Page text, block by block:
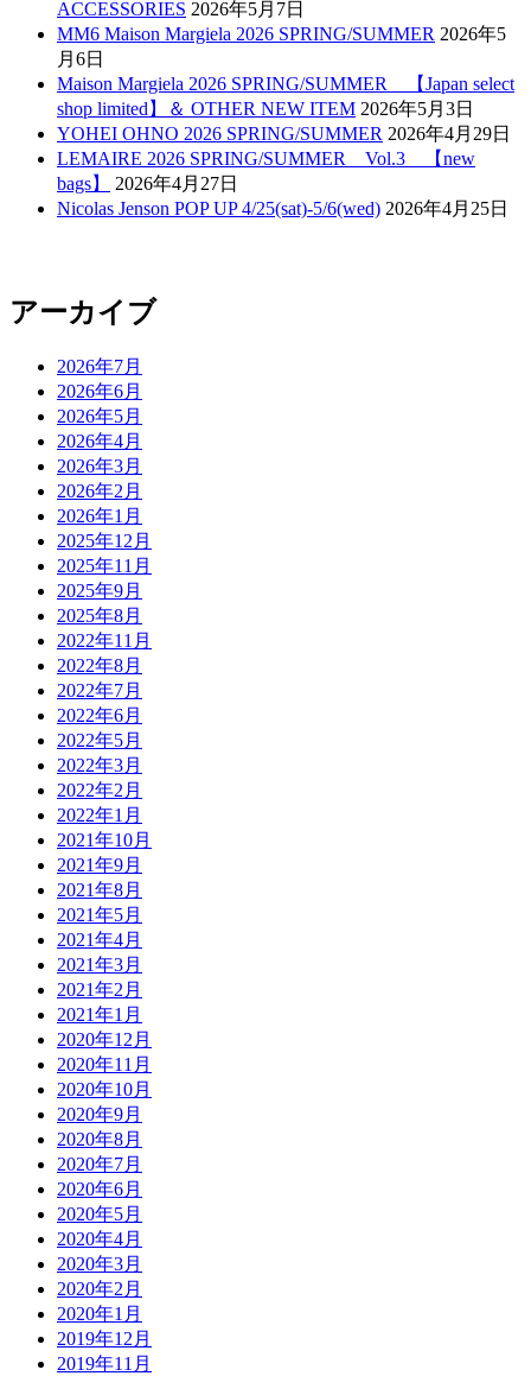
ACCESSORIES 2026年5月7日
MM6 Maison Margiela 2026 SPRING/SUMMER 2026年5
月6日
Maison Margiela 2026 SPRING/SUMMER 【Japan select
shop limited】＆ OTHER NEW ITEM 2026年5月3日
YOHEI OHNO 2026 SPRING/SUMMER 2026年4月29日
LEMAIRE 2026 SPRING/SUMMER Vol.3 【new
bags】
2026年4月27日
Nicolas Jenson POP UP 4/25(sat)-5/6(wed) 2026年4月25日
アーカイブ
2026年7月
2026年6月
2026年5月
2026年4月
2026年3月
2026年2月
2026年1月
2025年12月
2025年11月
2025年9月
2025年8月
2022年11月
2022年8月
2022年7月
2022年6月
2022年5月
2022年3月
2022年2月
2022年1月
2021年10月
2021年9月
2021年8月
2021年5月
2021年4月
2021年3月
2021年2月
2021年1月
2020年12月
2020年11月
2020年10月
2020年9月
2020年8月
2020年7月
2020年6月
2020年5月
2020年4月
2020年3月
2020年2月
2020年1月
2019年12月
2019年11月